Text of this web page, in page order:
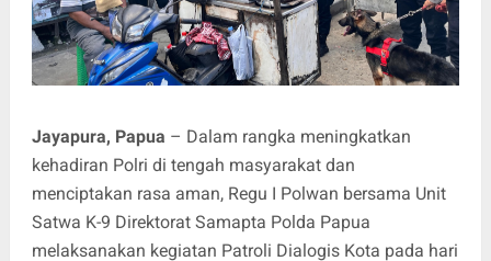
Jayapura, Papua – Dalam rangka meningkatkan
kehadiran Polri di tengah masyarakat dan
menciptakan rasa aman, Regu I Polwan bersama Unit
Satwa K-9 Direktorat Samapta Polda Papua
melaksanakan kegiatan Patroli Dialogis Kota pada hari